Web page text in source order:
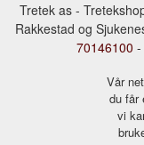
Tretek as -
Rakkestad og
70146100 -
Vår
du får
vi